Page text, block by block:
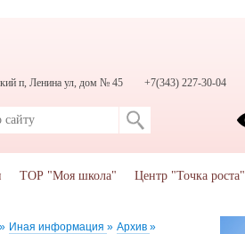
» Иная информация » Архив »
п, Ленина ул, дом № 45 +7(343) 227-30-04
ТОР "Моя школа" Центр "Точка роста"